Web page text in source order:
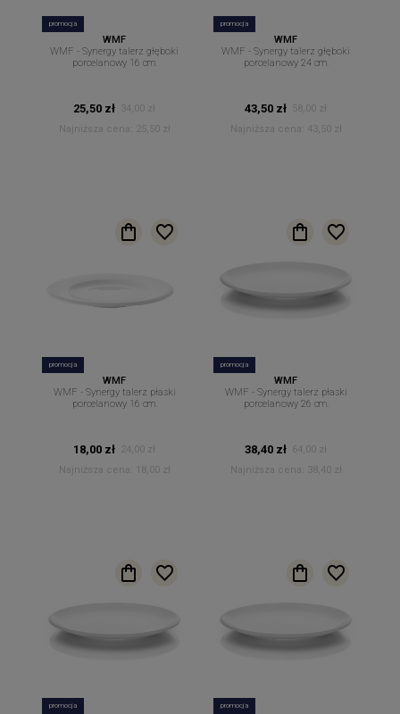
promocja
WMF
WMF - Synergy talerz głęboki
porcelanowy 16 cm.
25,50 zł
34,00 zł
Najniższa cena:
25,50 zł
promocja
WMF
WMF - Synergy talerz głęboki
porcelanowy 24 cm.
43,50 zł
58,00 zł
Najniższa cena:
43,50 zł
promocja
WMF
WMF - Synergy talerz płaski
porcelanowy 16 cm.
18,00 zł 24,00 zł
Najniższa cena:
18,00 zł
promocja
WMF
WMF - Synergy talerz płaski
porcelanowy 26 cm.
38,40 zł 64,00 zł
Najniższa cena:
38,40 zł
promocja promocja